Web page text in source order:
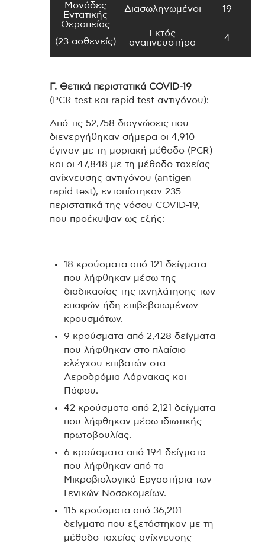
Μονάδες
Εντατικής
Θεραπείας
(23 ασθενείς)
Διασωληνωμένοι 19
Εκτός
αναπνευστήρα
4
Γ. Θετικά περιστατικά COVID-19
(PCR test και rapid test αντιγόνου):
Από τις 52,758 διαγνώσεις που
διενεργήθηκαν σήμερα οι 4,910
έγιναν με τη μοριακή μέθοδο (PCR)
και οι 47,848 με τη μέθοδο ταχείας
ανίχνευσης αντιγόνου (antigen
rapid test), εντοπίστηκαν 235
περιστατικά της νόσου COVID-19,
που προέκυψαν ως εξής:
18 κρούσματα από 121 δείγματα
που λήφθηκαν μέσω της
διαδικασίας της ιχνηλάτησης των
επαφών ήδη επιβεβαιωμένων
κρουσμάτων.
9 κρούσματα από 2,428 δείγματα
που λήφθηκαν στο πλαίσιο
ελέγχου επιβατών στα
Αεροδρόμια Λάρνακας και
Πάφου.
42 κρούσματα από 2,121 δείγματα
που λήφθηκαν μέσω ιδιωτικής
πρωτοβουλίας.
6 κρούσματα από 194 δείγματα
που λήφθηκαν από τα
Μικροβιολογικά Εργαστήρια των
Γενικών Νοσοκομείων.
115 κρούσματα από 36,201
δείγματα που εξετάστηκαν με τη
μέθοδο ταχείας ανίχνευσης